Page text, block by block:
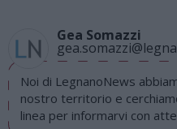
Gea Somazzi
Noi di LegnanoNews
nostro territorio e
linea per informarvi con